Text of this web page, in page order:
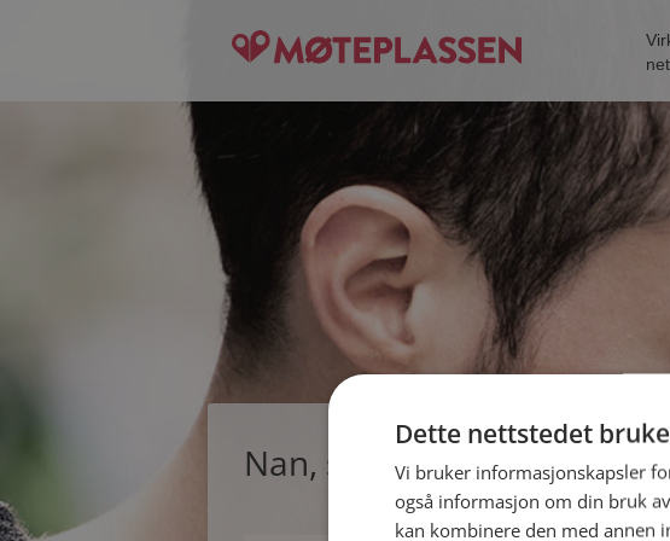
Nan, single kvinne fra
Dette nettstedet
Vi bruker informasjonskapsler
også informasjon om din bruk
kan kombinere den med annen